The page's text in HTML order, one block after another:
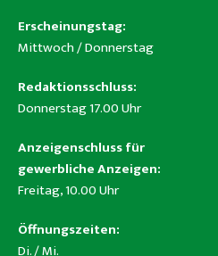
Erscheinungstag:
Mittwoch / Donnerstag
Redaktionsschluss:
Donnerstag 17.00 Uhr
Anzeigenschluss für
gewerbliche Anzeigen:
Freitag, 10.00 Uhr
Öffnungszeiten:
Di. / Mi.